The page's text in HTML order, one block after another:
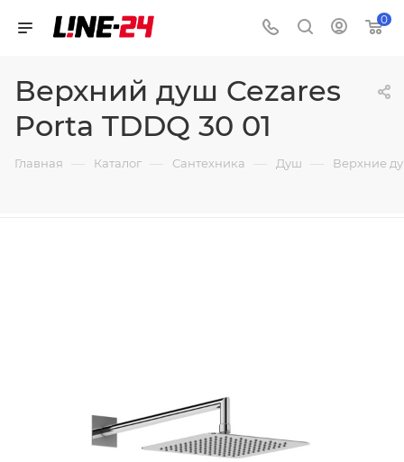
0
Верхний душ Cezares
Porta TDDQ 30 01
Главная — Каталог — Сантехника — Душ — Верхние